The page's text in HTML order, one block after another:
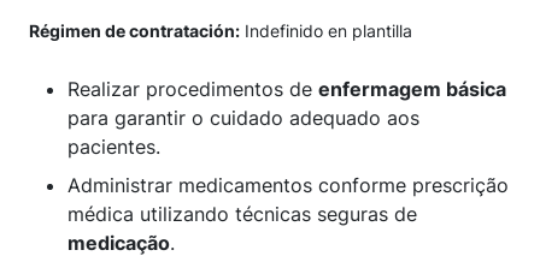
Régimen de contratación: Indefinido en plantilla
Realizar procedimentos de enfermagem básica
para garantir o cuidado adequado aos
pacientes.
Administrar medicamentos conforme prescrição
médica utilizando técnicas seguras de
medicação.